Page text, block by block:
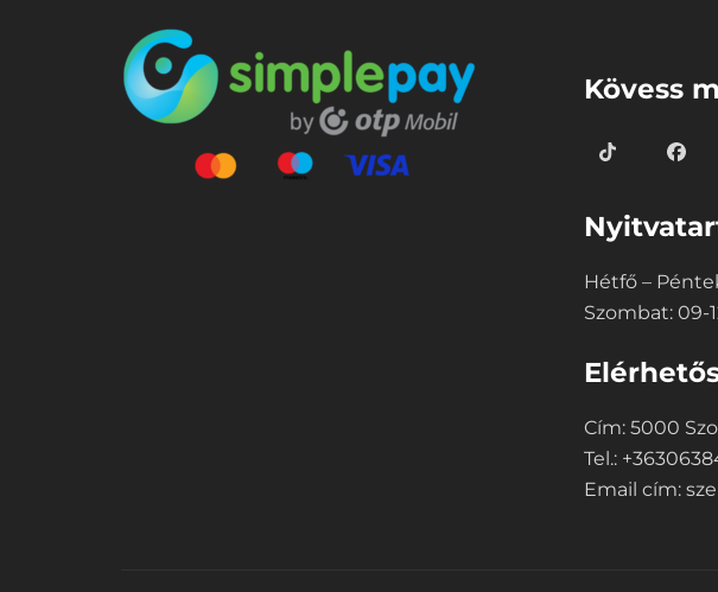
Kövess
Hétfő –
Szombat: 09-
Cím: 5000
Tel.:
Email cím: